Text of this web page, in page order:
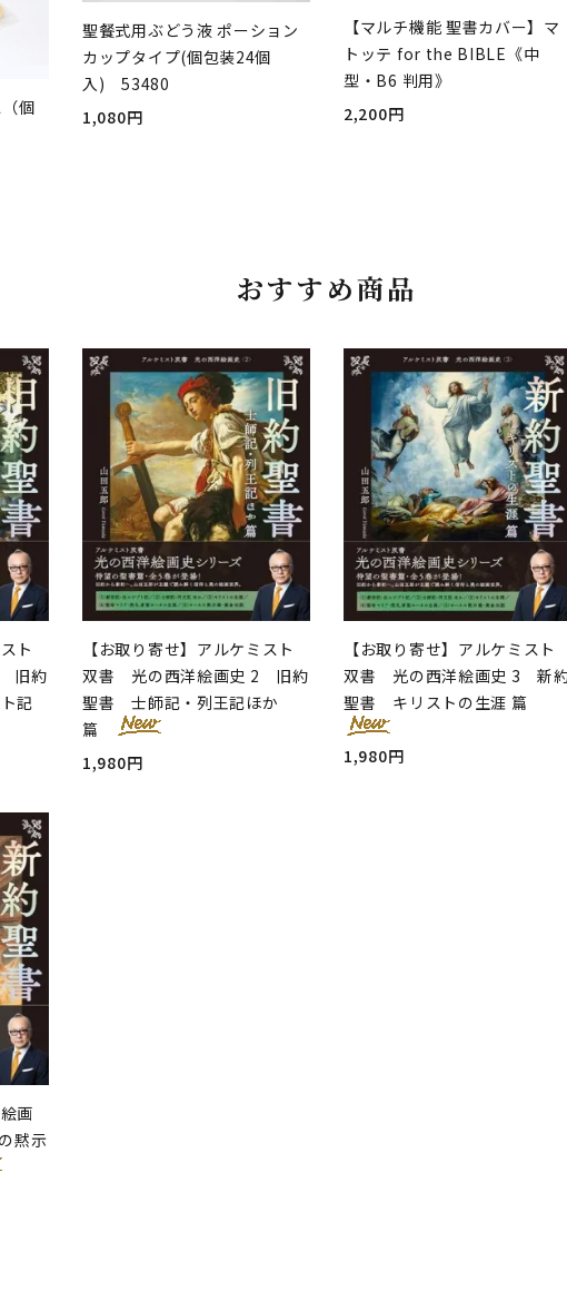
個
聖餐式用ぶどう液 ポーション
カップタイプ(個包装24個
入) 53480
1,080円
【マルチ機能 聖書カバー】マ
トッテ for the BIBLE《中
型・B6 判用》
2,200円
おすすめ商品
ト
旧約
記
【お取り寄せ】アルケミスト
双書 光の西洋絵画史 2 旧約
聖書 士師記・列王記ほか
篇
1,980円
【お取り寄せ】アルケミスト
双書 光の西洋絵画史 3 新
聖書 キリストの生涯 篇
1,980円
画
黙示